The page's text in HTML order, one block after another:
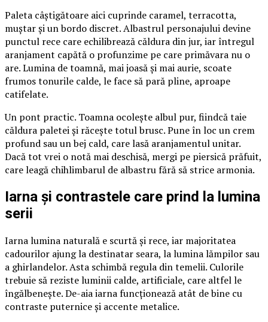
Paleta câștigătoare aici cuprinde caramel, terracotta,
muștar și un bordo discret. Albastrul personajului devine
punctul rece care echilibrează căldura din jur, iar întregul
aranjament capătă o profunzime pe care primăvara nu o
are. Lumina de toamnă, mai joasă și mai aurie, scoate
frumos tonurile calde, le face să pară pline, aproape
catifelate.
Un pont practic. Toamna ocolește albul pur, fiindcă taie
căldura paletei și răcește totul brusc. Pune în loc un crem
profund sau un bej cald, care lasă aranjamentul unitar.
Dacă tot vrei o notă mai deschisă, mergi pe piersică prăfuit,
care leagă chihlimbarul de albastru fără să strice armonia.
Iarna și contrastele care prind la lumina
serii
Iarna lumina naturală e scurtă și rece, iar majoritatea
cadourilor ajung la destinatar seara, la lumina lămpilor sau
a ghirlandelor. Asta schimbă regula din temelii. Culorile
trebuie să reziste luminii calde, artificiale, care altfel le
îngălbenește. De-aia iarna funcționează atât de bine cu
contraste puternice și accente metalice.